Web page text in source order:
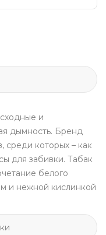
и
дымность. Бренд
среди которых – как
для забивки. Табак
белого
и нежной кислинкой